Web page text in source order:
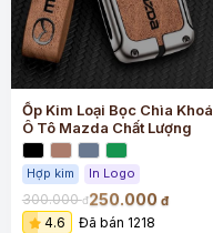
Ốp Kim Loại Bọc Chìa Khoá
Ô Tô Mazda Chất Lượng
Hợp kim In Logo
300.000đ250.000 đ
4.6 Đã bán 1218